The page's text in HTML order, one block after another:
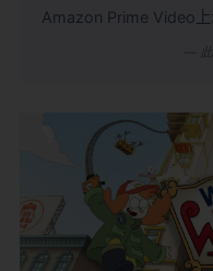
Amazon Prime Video上